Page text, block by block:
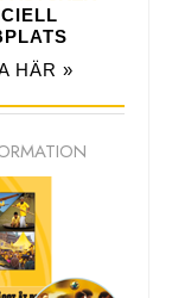
HÄR »